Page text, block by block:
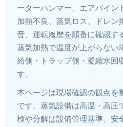
ーターハンマー、エアバイン
加熱不良、蒸気ロス、ドレン
音、運転履歴を順番に確認す
蒸気加熱で温度が上がらない
給側・トラップ側・凝縮水回
す。
本ページは現場確認の観点を
です。蒸気設備は高温・高圧
検や分解は設備管理基準、安